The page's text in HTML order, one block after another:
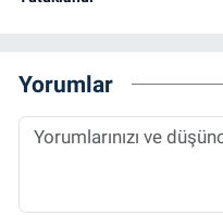
Yorumlar